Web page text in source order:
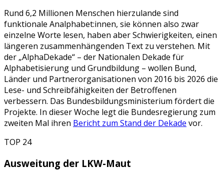
Rund 6,2 Millionen Menschen hierzulande sind
funktionale Analphabet:innen, sie können also zwar
einzelne Worte lesen, haben aber Schwierigkeiten, einen
längeren zusammenhängenden Text zu verstehen. Mit
der „AlphaDekade“ – der Nationalen Dekade für
Alphabetisierung und Grundbildung – wollen Bund,
Länder und Partnerorganisationen von 2016 bis 2026 die
Lese- und Schreibfähigkeiten der Betroffenen
verbessern. Das Bundesbildungsministerium fördert die
Projekte. In dieser Woche legt die Bundesregierung zum
zweiten Mal ihren Bericht zum Stand der Dekade vor.
TOP 24
Ausweitung der LKW-Maut